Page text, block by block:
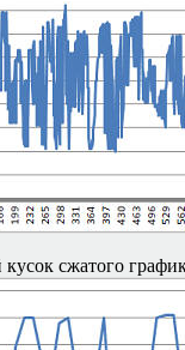
сжатого